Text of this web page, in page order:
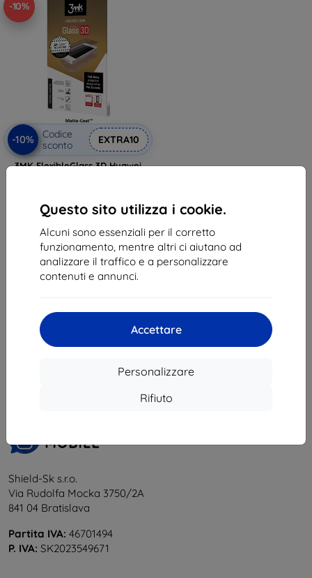
Questo sito utilizza i cookie.
Alcuni sono essenziali per il corretto
funzionamento, mentre altri ci aiutano ad
analizzare il traffico e a personalizzare
contenuti e annunci.
Accettare
Personalizzare
Rifiuto
-10%
-10%
Codice
sconto
EXTRA10
3MK FlexibleGlass 3D Huawei
8,02 €
Ultimo pezzo disponibile
del totale
Shield-Sk s.r.o.
Via Rudolfa Mocka 3750/2A
841 04 Bratislava
Partita IVA: 46701494
P. IVA: SK2023549671